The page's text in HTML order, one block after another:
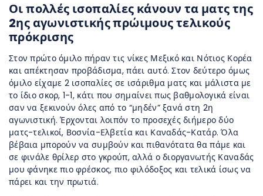
Οι πολλές ισοπαλίες κάνουν τα ματς της
2ης αγωνιστικής πρώιμους τελικούς
πρόκρισης
Στον πρώτο όμιλο πήραν τις νίκες Μεξικό και Νότιος Κορέα
και απέκτησαν προβάδισμα, πάει αυτό. Στον δεύτερο όμως
όμιλο είχαμε 2 ισοπαλίες σε ισάριθμα ματς και μάλιστα με
το ίδιο σκορ, 1-1, κάτι που σημαίνει πως βαθμολογικά είναι
σαν να ξεκινούν όλες από το “μηδέν” ξανά στη 2η
αγωνιστική. Έρχονται λοιπόν το προσεχές διήμερο δύο
ματς-τελικοί, Βοσνία-Ελβετία και Καναδάς-Κατάρ. Όλα
βέβαια μπορούν να συμβούν και πιθανότατα θα πάμε και
σε φινάλε θρίλερ στο γκρούπ, αλλά ο διοργανωτής Καναδάς
μου φάνηκε πιο φρέσκος, πιο φιλόδοξος και τελικά ίσως να
πάρει και την πρωτιά.